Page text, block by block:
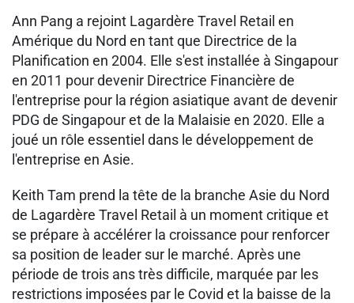
Ann Pang a rejoint Lagardère Travel Retail en
Amérique du Nord en tant que Directrice de la
Planification en 2004. Elle s'est installée à Singapour
en 2011 pour devenir Directrice Financière de
l'entreprise pour la région asiatique avant de devenir
PDG de Singapour et de la Malaisie en 2020. Elle a
joué un rôle essentiel dans le développement de
l'entreprise en Asie.
Keith Tam prend la tête de la branche Asie du Nord
de Lagardère Travel Retail à un moment critique et
se prépare à accélérer la croissance pour renforcer
sa position de leader sur le marché. Après une
période de trois ans très difficile, marquée par les
restrictions imposées par le Covid et la baisse de la